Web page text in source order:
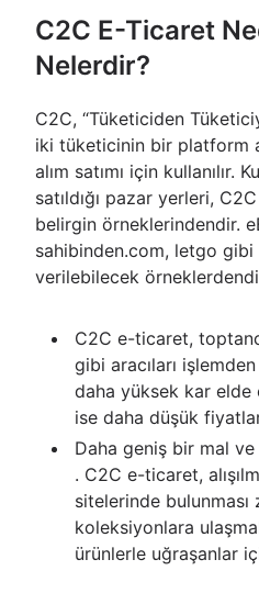
C2C E-Ticaret
Nelerdir?
C2C, “Tüketiciden
iki tüketicinin bir platform
alım satımı için kullanılır.
satıldığı pazar yerleri,
belirgin örneklerindendir.
sahibinden.com, letgo
verilebilecek
C2C e-ticaret,
gibi aracıları işlemden
daha yüksek kar elde
ise daha düşük
Daha geniş bir mal
. C2C e-ticaret,
sitelerinde
koleksiyonlara
ürünlerle uğraşanlar